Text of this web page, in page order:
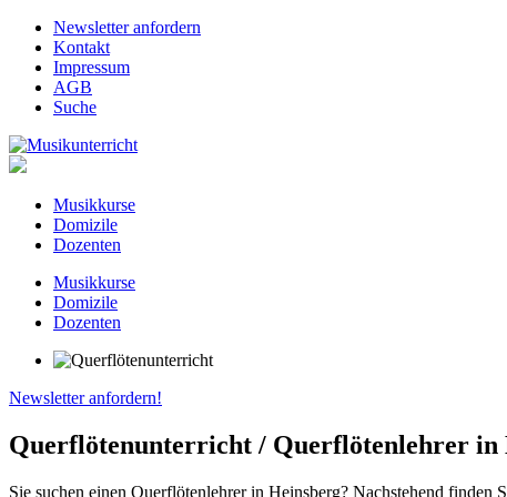
Newsletter anfordern
Kontakt
Impressum
AGB
Suche
Musikkurse
Domizile
Dozenten
Musikkurse
Domizile
Dozenten
Newsletter anfordern!
Querflötenunterricht / Querflötenlehrer in
Sie suchen einen Querflötenlehrer in Heinsberg? Nachstehend